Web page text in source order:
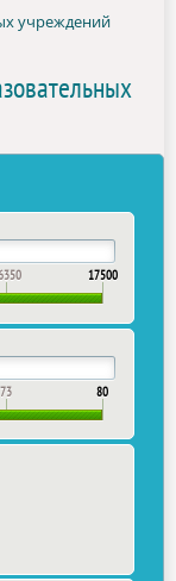
учреждений
17500
73 80